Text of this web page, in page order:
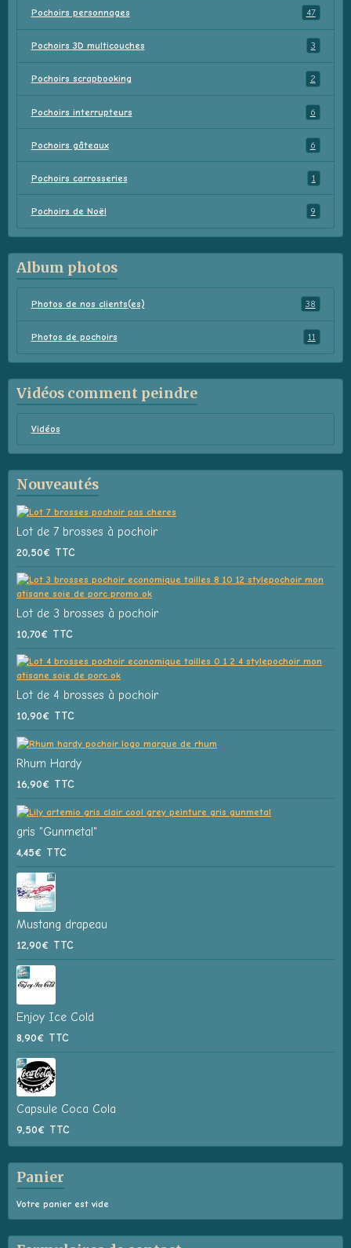
Pochoirs personnages 47
Pochoirs 3D multicouches 3
Pochoirs scrapbooking 2
Pochoirs interrupteurs 6
Pochoirs gâteaux 6
Pochoirs carrosseries 1
Pochoirs de Noël 9
Album photos
Photos de nos clients(es) 38
Photos de pochoirs 11
Vidéos comment peindre
Vidéos
Nouveautés
Lot de 7 brosses à pochoir
20,50€ TTC
Lot de 3 brosses à pochoir
10,70€ TTC
Lot de 4 brosses à pochoir
10,90€ TTC
Rhum Hardy
16,90€ TTC
gris "Gunmetal"
4,45€ TTC
Mustang drapeau
12,90€ TTC
Enjoy Ice Cold
8,90€ TTC
Capsule Coca Cola
9,50€ TTC
Panier
Votre panier est vide